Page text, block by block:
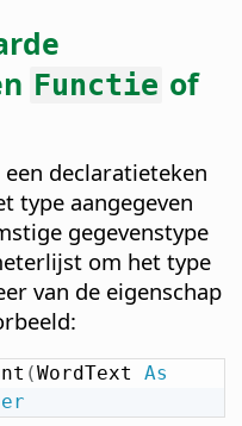
Functie of
declaratieteken
type aangegeven
gegevenstype
om het type
van de eigenschap
(WordText As